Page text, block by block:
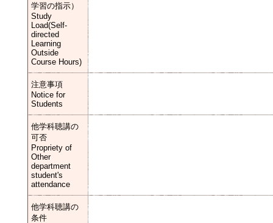
学習の指示）
Study
Load(Self-
directed
Learning
Outside
Course Hours)
注意事項
Notice for
Students
他学科聴講の
可否
Propriety of
Other
department
student's
attendance
他学科聴講の
条件